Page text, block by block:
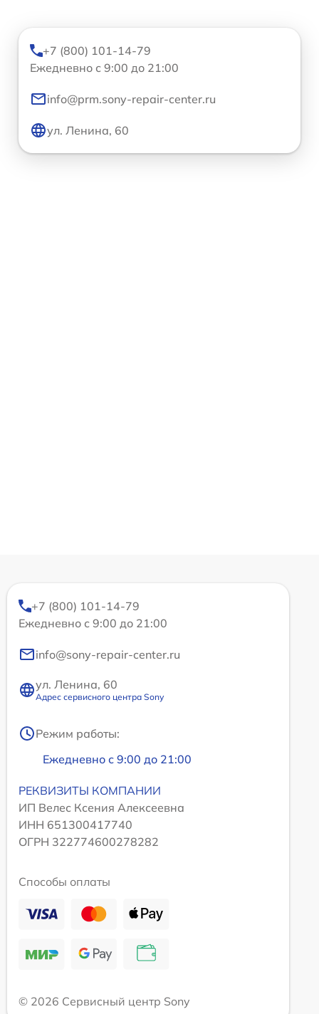
+7 (800) 101-14-79
Ежедневно с 9:00 до 21:00
info@prm.sony-repair-center.ru
ул. Ленина, 60
+7 (800) 101-14-79
Ежедневно с 9:00 до 21:00
info@sony-repair-center.ru
ул. Ленина, 60
Адрес сервисного центра Sony
Режим работы:
Ежедневно с 9:00 до 21:00
РЕКВИЗИТЫ КОМПАНИИ
ИП Велес Ксения Алексеевна
ИНН 651300417740
ОГРН 322774600278282
Способы оплаты
© 2026 Сервисный центр Sony